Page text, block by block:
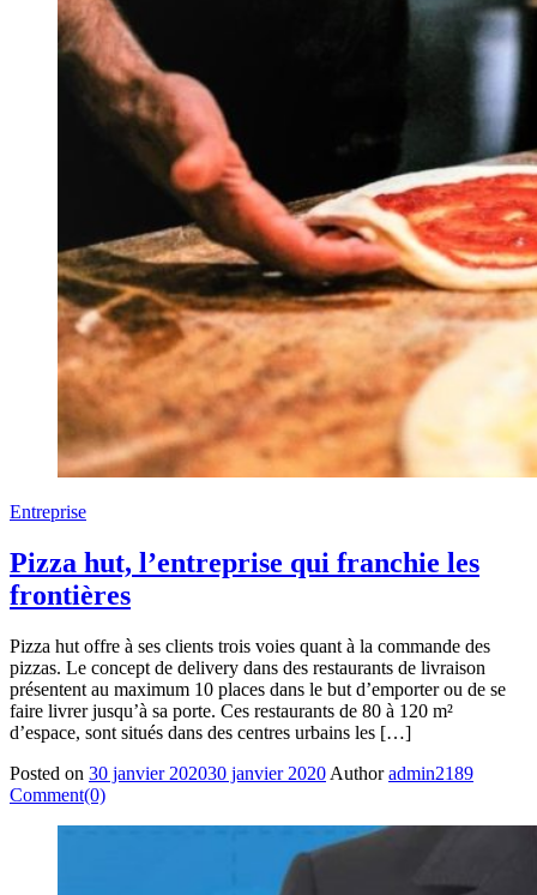
Entreprise
Pizza hut, l’entreprise qui franchie les
frontières
Pizza hut offre à ses clients trois voies quant à la commande des
pizzas. Le concept de delivery dans des restaurants de livraison
présentent au maximum 10 places dans le but d’emporter ou de se
faire livrer jusqu’à sa porte. Ces restaurants de 80 à 120 m²
d’espace, sont situés dans des centres urbains les […]
Posted on 30 janvier 202030 janvier 2020 Author admin2189
Comment(0)